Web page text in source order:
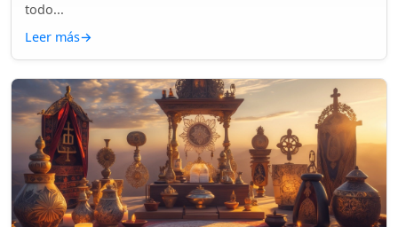
todo...
Leer más→